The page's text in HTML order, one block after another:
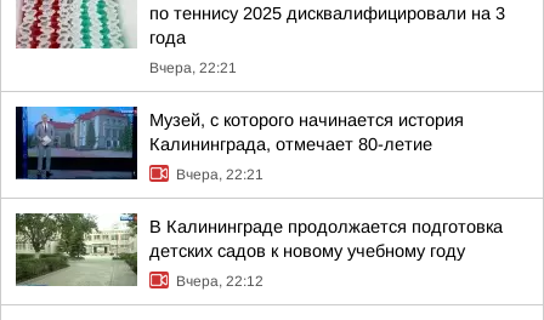
по теннису 2025 дисквалифицировали на 3
года
Вчера, 22:21
Музей, с которого начинается история
Калининграда, отмечает 80-летие
Вчера, 22:21
В Калининграде продолжается подготовка
детских садов к новому учебному году
Вчера, 22:12